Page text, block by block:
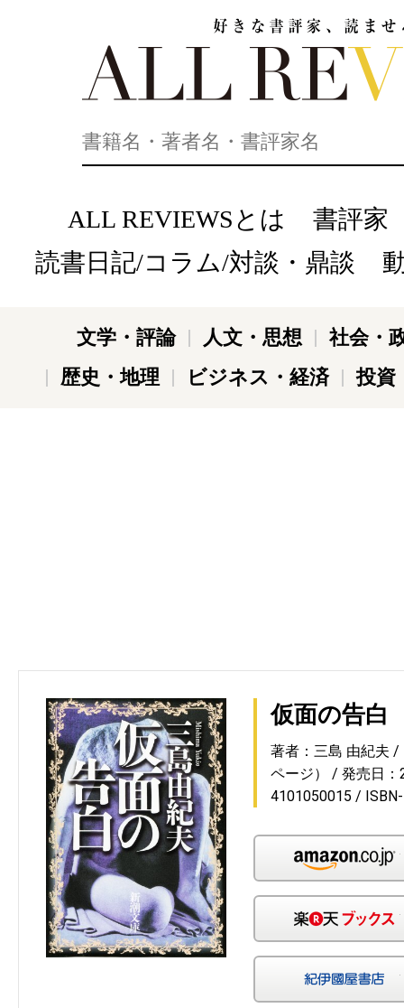
ALL REVIEWSとは
書評家
読書日記/コラム/対談・鼎談
文学・評論 人文・思想
社会・
歴史・地理
ビジネス・経済 投資
仮面の告白
著者：三島 由紀夫
ページ）
発売日
4101050015